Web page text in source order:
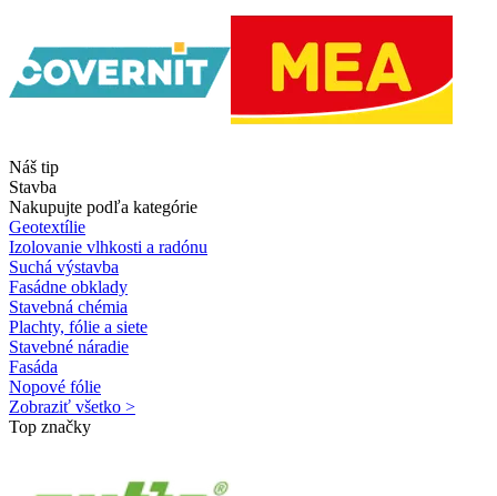
Náš tip
Stavba
Nakupujte podľa kategórie
Geotextílie
Izolovanie vlhkosti a radónu
Suchá výstavba
Fasádne obklady
Stavebná chémia
Plachty, fólie a siete
Stavebné náradie
Fasáda
Nopové fólie
Zobraziť všetko >
Top značky